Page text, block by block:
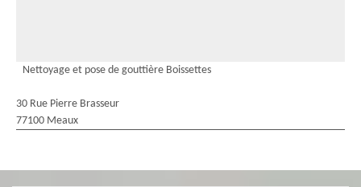
Nettoyage et pose de gouttière Boissettes
30 Rue Pierre Brasseur
77100 Meaux